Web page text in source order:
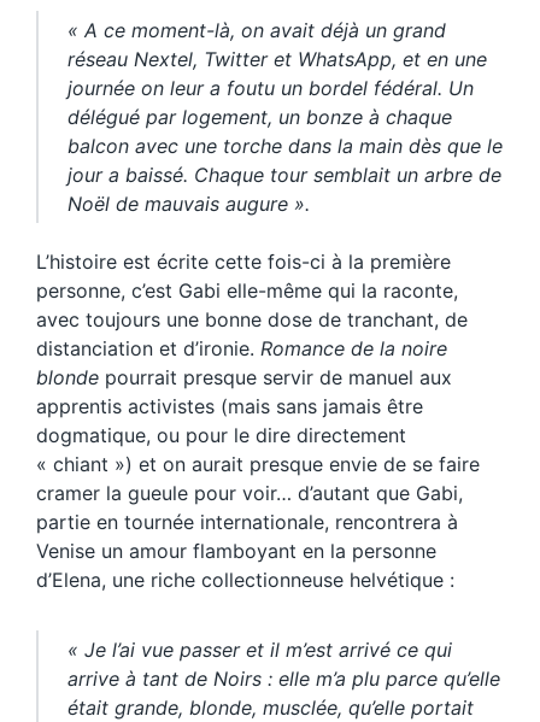
« A ce moment-là, on avait déjà un grand
réseau Nextel, Twitter et WhatsApp, et en une
journée on leur a foutu un bordel fédéral. Un
délégué par logement, un bonze à chaque
balcon avec une torche dans la main dès que le
jour a baissé. Chaque tour semblait un arbre de
Noël de mauvais augure ».
L’histoire est écrite cette fois-ci à la première
personne, c’est Gabi elle-même qui la raconte,
avec toujours une bonne dose de tranchant, de
distanciation et d’ironie. Romance de la noire
blonde pourrait presque servir de manuel aux
apprentis activistes (mais sans jamais être
dogmatique, ou pour le dire directement
« chiant ») et on aurait presque envie de se faire
cramer la gueule pour voir… d’autant que Gabi,
partie en tournée internationale, rencontrera à
Venise un amour flamboyant en la personne
d’Elena, une riche collectionneuse helvétique :
« Je l’ai vue passer et il m’est arrivé ce qui
arrive à tant de Noirs : elle m’a plu parce qu’elle
était grande, blonde, musclée, qu’elle portait